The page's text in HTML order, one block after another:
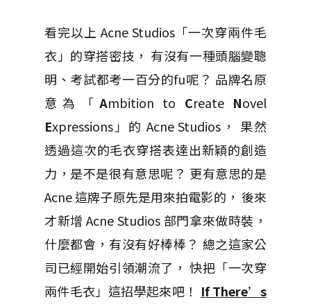
看完以上 Acne Studios「一次穿兩件毛
衣」的穿搭密技， 有沒有一種頭腦變聰
明、考試都考一百分的fu呢？ 品牌名原
意為「 Ambition to Create Novel
Expressions」的 Acne Studios， 果然
透過這次的毛衣穿搭表達出新穎的創造
力，是不是很有意思呢？ 更有意思的是
Acne 這牌子原先是用來拍電影的， 後來
才新增 Acne Studios 部門拿來做時裝，
什麼都會，有沒有好棒棒？ 總之這家公
司已經開始引領潮流了， 快把「一次穿
兩件毛衣」這招學起來吧！ If There’s